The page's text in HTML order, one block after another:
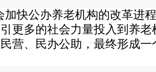
快公办养老机构的改革进
更多的社会力量投入到养老
营、民办公助，最终形成